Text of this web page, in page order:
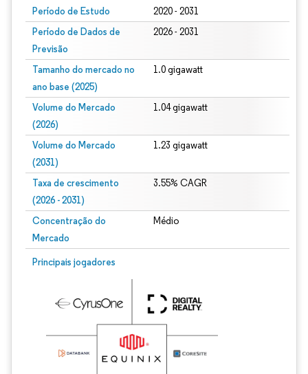
Período de Estudo 2020 - 2031
Período de Dados de
Previsão
2026 - 2031
Tamanho do mercado no
ano base (2025)
1.0 gigawatt
Volume do Mercado
(2026)
1.04 gigawatt
Volume do Mercado
(2031)
1.23 gigawatt
Taxa de crescimento
(2026 - 2031)
3.55% CAGR
Concentração do
Mercado
Médio
Principais jogadores
Imagem © Mordor Intelligence. O reuso requer atribuição conforme CC BY 4.0.